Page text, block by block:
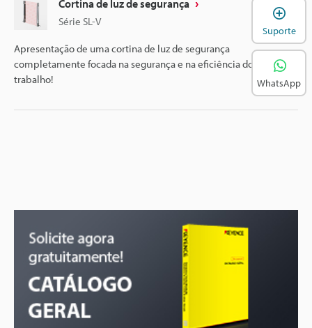
Cortina de luz de segurança
Série SL-V
Apresentação de uma cortina de luz de segurança
completamente focada na segurança e na eficiência do local de
trabalho!
Suporte
WhatsApp